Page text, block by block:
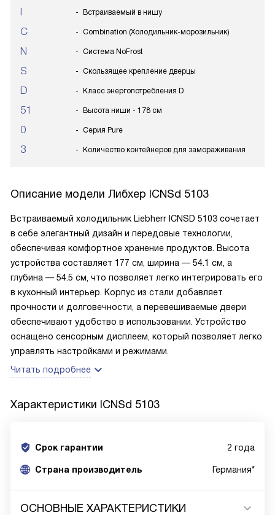
I Встраиваемый в нишу
C Combination (Холодильник-морозильник)
N Система NoFrost
S Скользящее крепление дверцы
D Класс энергопотребления D
51 Высота ниши - 178 см
0 Серия Pure
3 Количество контейнеров для замораживания
Описание модели Либхер ICNSd 5103
Встраиваемый холодильник Liebherr ICNSD 5103 сочетает
в себе элегантный дизайн и передовые технологии,
обеспечивая комфортное хранение продуктов. Высота
устройства составляет 177 см, ширина — 54.1 см, а
глубина — 54.5 см, что позволяет легко интегрировать его
в кухонный интерьер. Корпус из стали добавляет
прочности и долговечности, а перевешиваемые двери
обеспечивают удобство в использовании. Устройство
оснащено сенсорным дисплеем, который позволяет легко
управлять настройками и режимами.
Читать подробнее
Характеристики ICNSd 5103
Срок гарантии 2 года
Cтрана производитель Германия*
ОСНОВНЫЕ ХАРАКТЕРИСТИКИ